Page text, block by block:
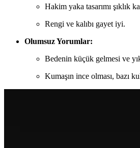
Hakim yaka tasarımı şıklık
Rengi ve kalıbı gayet iyi.
Olumsuz Yorumlar:
Bedenin küçük gelmesi ve
Kumaşın ince olması, bazı